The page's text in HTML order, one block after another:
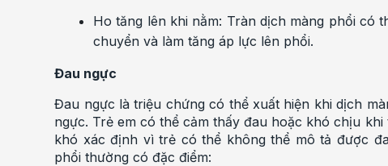
Ho tăng lên khi nằm: Tràn dịch màng phổi có
chuyển và làm tăng áp lực lên phổi.
Đau ngực
Đau ngực là triệu chứng có thể xuất hiện khi dịch
ngực. Trẻ em có thể cảm thấy đau hoặc khó chịu
khó xác định vì trẻ có thể không thể mô tả được
phổi thường có đặc điểm: